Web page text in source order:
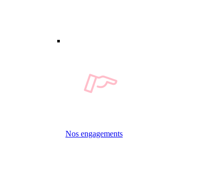
Nos engagements